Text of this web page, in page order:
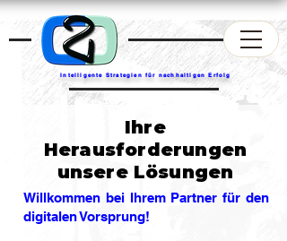
Intelligente Strategien für nachhaltigen Erfolg
Ihre
Herausforderungen
unsere Lösungen
Willkommen bei Ihrem Partner für den
digitalen Vorsprung!